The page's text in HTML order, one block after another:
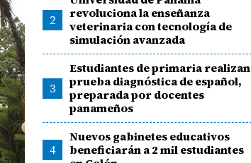
2
revoluciona la enseñanza
veterinaria con tecnología de
simulación avanzada
3
Estudiantes de primaria realizan
prueba diagnóstica de español,
preparada por docentes
panameños
4
Nuevos gabinetes educativos
beneficiarán a 2 mil estudiantes